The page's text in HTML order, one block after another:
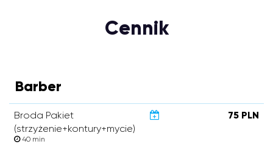
Cennik
Barber
Broda Pakiet
(strzyżenie+kontury+mycie)
40 min
75 PLN